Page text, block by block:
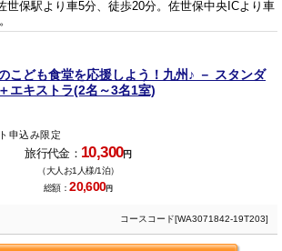
世保駅より車5分、徒歩20分。佐世保中央ICより車
。
こども食堂を応援しよう！九州♪ － スタンダ
エキストラ(2名～3名1室)
申込み限定
旅行代金： 10,300円
（大人お1人様/1泊）
総額：20,600円
コースコード[WA3071842-19T203]